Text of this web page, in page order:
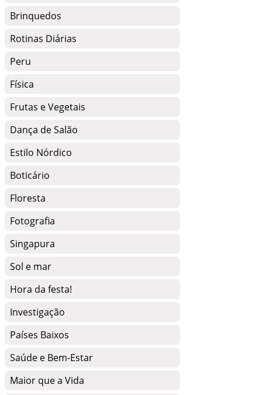
Brinquedos
Rotinas Diárias
Peru
Física
Frutas e Vegetais
Dança de Salão
Estilo Nórdico
Boticário
Floresta
Fotografia
Singapura
Sol e mar
Hora da festa!
Investigação
Países Baixos
Saúde e Bem-Estar
Maior que a Vida